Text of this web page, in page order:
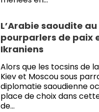
L’Arabie saoudite
pourparlers de paix
Ikraniens
Alors que les tocsins de
Kiev et Moscou sous
diplomatie saoudienne
place de choix dans
de…